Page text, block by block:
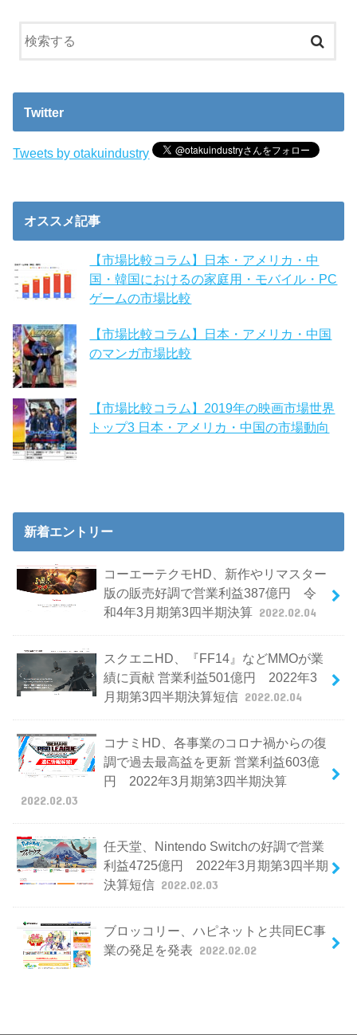
Twitter
Tweets by otakuindustry
オススメ記事
【市場比較コラム】日本・アメリカ・中
国・韓国におけるの家庭用・モバイル・PC
ゲームの市場比較
【市場比較コラム】日本・アメリカ・中国
のマンガ市場比較
【市場比較コラム】2019年の映画市場世界
トップ3 日本・アメリカ・中国の市場動向
新着エントリー
コーエーテクモHD、新作やリマスター
版の販売好調で営業利益387億円 令
和4年3月期第3四半期決算 2022.02.04
スクエニHD、『FF14』などMMOが業
績に貢献 営業利益501億円 2022年3
月期第3四半期決算短信 2022.02.04
コナミHD、各事業のコロナ禍からの復
調で過去最高益を更新 営業利益603億
円 2022年3月期第3四半期決算
2022.02.03
任天堂、Nintendo Switchの好調で営業
利益4725億円 2022年3月期第3四半期
決算短信 2022.02.03
ブロッコリー、ハピネットと共同EC事
業の発足を発表 2022.02.02